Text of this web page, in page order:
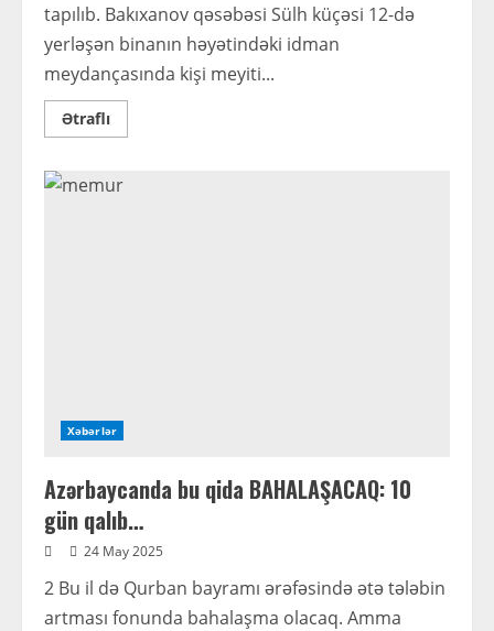
tapılıb. Bakıxanov qəsəbəsi Sülh küçəsi 12-də
yerləşən binanın həyətindəki idman
meydançasında kişi meyiti...
ƏtraflıRead
more
idman
meydançasında
Xəbərlər
Azərbaycanda bu qida BAHALAŞACAQ: 10
gün qalıb…
24 May 2025
2 Bu il də Qurban bayramı ərəfəsində ətə tələbin
artması fonunda bahalaşma olacaq. Amma